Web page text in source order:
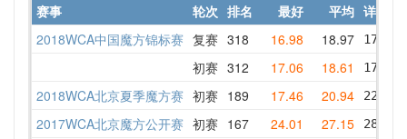
赛事 轮次 排名 最好 平均 详情
2018WCA中国魔方锦标赛 复赛 318 16.98 18.97
初赛 312 17.06 18.61
2018WCA北京夏季魔方赛 初赛 189 17.46 20.94
2017WCA北京魔方公开赛 初赛 167 24.01 27.15